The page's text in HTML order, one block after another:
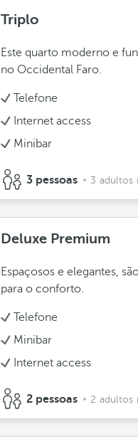
Triplo
Este quarto moderno e
no Occidental Faro.
Telefone
Internet access
Minibar
3 pessoas 3 adultos
Deluxe Premium
Espaçosos e elegantes,
para o conforto.
Telefone
Minibar
Internet access
2 pessoas 2 adultos